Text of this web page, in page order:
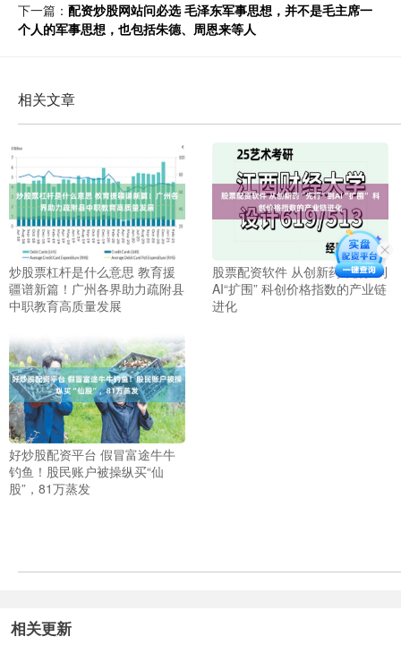
下一篇： 配资炒股网站问必选 毛泽东军事思想，并不是毛主席一
个人的军事思想，也包括朱德、周恩来等人
相关文章
炒股票杠杆是什么意思 教育援
疆谱新篇！广州各界助力疏附县
中职教育高质量发展
股票配资软件 从创新药“先行”到
AI“扩围” 科创价格指数的产业链
进化
好炒股配资平台 假冒富途牛牛
钓鱼！股民账户被操纵买“仙
股”，81万蒸发
相关更新